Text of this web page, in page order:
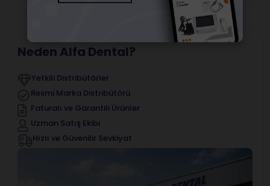
Neden Alfa Dental?
Yetkili Distribütörler
Resmi Marka Distribütörü
Faturalı ve Garantili Ürünler
Uzman Satış Ekibi
Hızlı ve Güvenilir Sevkiyat